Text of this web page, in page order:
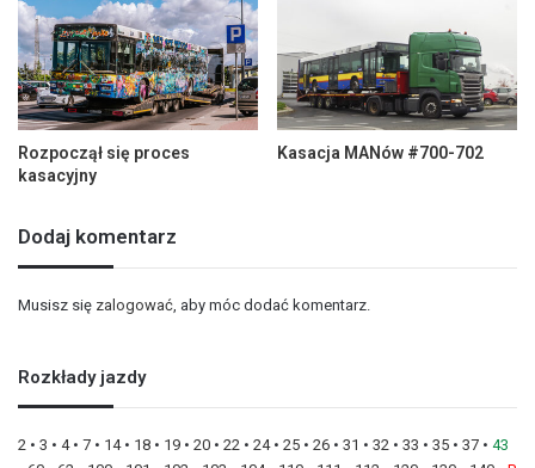
Rozpoczął się proces
kasacyjny
Kasacja MANów #700-702
Dodaj komentarz
Musisz się zalogować , aby móc dodać komentarz.
Rozkłady jazdy
2 • 3 • 4• 7 • 14• 18 • 19 • 20 • 22 • 24• 25 • 26 • 31 • 32 • 33 • 35 • 37 • 43